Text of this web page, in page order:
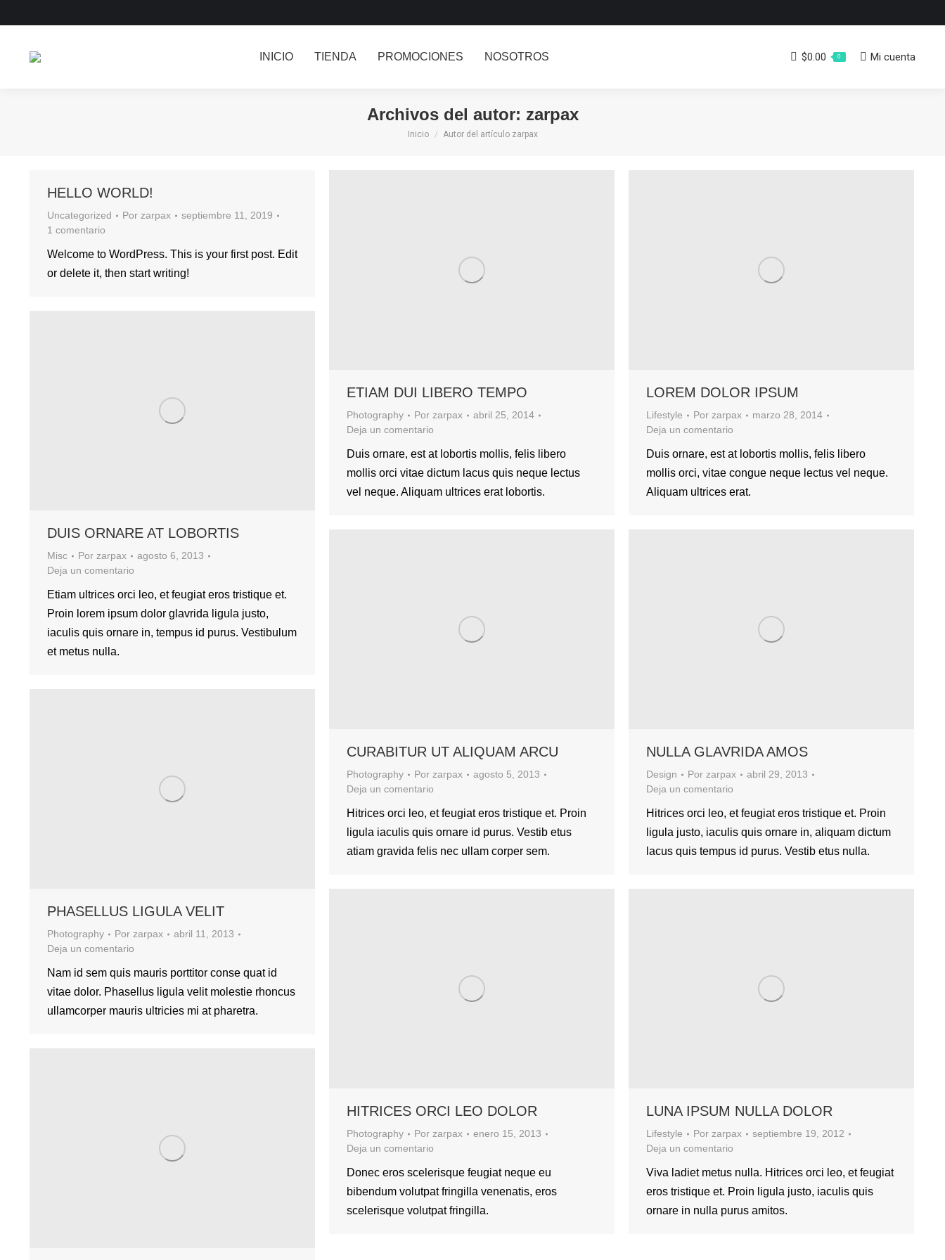
INICIO TIENDA PROMOCIONES NOSOTROS $0.00 0 Mi cuenta
Archivos del autor: zarpax
Estás aquí:
Inicio Autor del artículo zarpax
HELLO WORLD!
Uncategorized Por zarpax
septiembre 11, 2019
1 comentario
Welcome to WordPress. This is your first post. Edit
or delete it, then start writing!
ETIAM DUI LIBERO TEMPO
Photography Por zarpax
abril 25, 2014
Deja un comentario
Duis ornare, est at lobortis mollis, felis libero
mollis orci vitae dictum lacus quis neque lectus
vel neque. Aliquam ultrices erat lobortis.
LOREM DOLOR IPSUM
Lifestyle Por zarpax
marzo 28, 2014
Deja un comentario
Duis ornare, est at lobortis mollis, felis libero
mollis orci, vitae congue neque lectus vel neque.
Aliquam ultrices erat.
DUIS ORNARE AT LOBORTIS
Misc Por zarpax
agosto 6, 2013
Deja un comentario
Etiam ultrices orci leo, et feugiat eros tristique et.
Proin lorem ipsum dolor glavrida ligula justo,
iaculis quis ornare in, tempus id purus. Vestibulum
et metus nulla.
CURABITUR UT ALIQUAM ARCU
Photography Por zarpax
agosto 5, 2013
Deja un comentario
Hitrices orci leo, et feugiat eros tristique et. Proin
ligula iaculis quis ornare id purus. Vestib etus
atiam gravida felis nec ullam corper sem.
NULLA GLAVRIDA AMOS
Design Por zarpax
abril 29, 2013
Deja un comentario
Hitrices orci leo, et feugiat eros tristique et. Proin
ligula justo, iaculis quis ornare in, aliquam dictum
lacus quis tempus id purus. Vestib etus nulla.
PHASELLUS LIGULA VELIT
Photography Por zarpax
abril 11, 2013
Deja un comentario
Nam id sem quis mauris porttitor conse quat id
vitae dolor. Phasellus ligula velit molestie rhoncus
ullamcorper mauris ultricies mi at pharetra.
HITRICES ORCI LEO DOLOR
Photography Por zarpax
enero 15, 2013
Deja un comentario
Donec eros scelerisque feugiat neque eu
bibendum volutpat fringilla venenatis, eros
scelerisque volutpat fringilla.
LUNA IPSUM NULLA DOLOR
Lifestyle Por zarpax
septiembre 19, 2012
Deja un comentario
Viva ladiet metus nulla. Hitrices orci leo, et feugiat
eros tristique et. Proin ligula justo, iaculis quis
ornare in nulla purus amitos.